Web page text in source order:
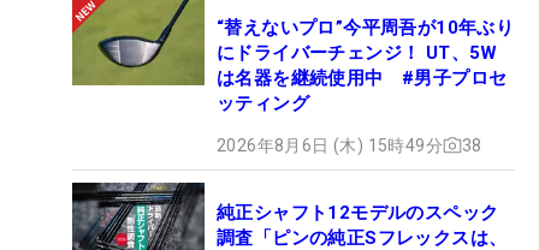
“替えないプロ”今平周吾が10年ぶり
にドライバーチェンジ！ UT、5W
は名器を継続使用中 #男子プロセ
ッティング
2026年8月6日 (木) 15時49分 38
純正シャフト12モデルのスペック
調査「ピンの純正Sフレックスは、